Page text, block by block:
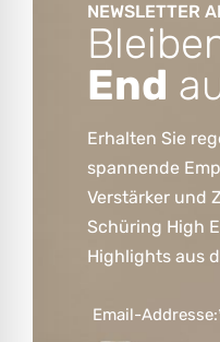
NEWSLETTER
End
Erhalten Sie
spannende
Verstärker und
Schüring High
Highlights aus
Email-